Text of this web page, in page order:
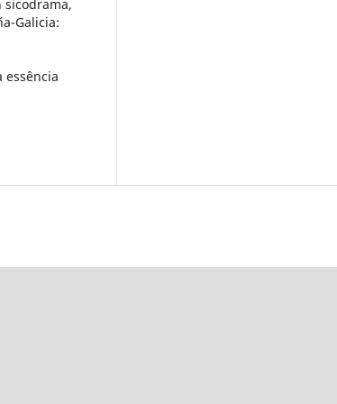
sicodrama,
Galicia:
essência